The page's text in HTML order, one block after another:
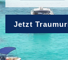
Jetzt